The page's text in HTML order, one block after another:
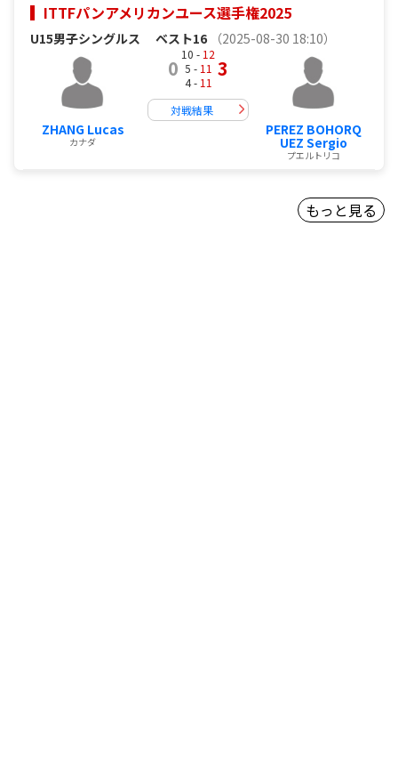
ITTFパンアメリカンユース選手権2025
U15男子シングルス ベスト16 （2025-08-30 18:10）
ZHANG Lucas
カナダ
0
10 - 12
5 - 11
4 - 11
3
対戦結果
PEREZ BOHORQ
UEZ Sergio
プエルトリコ
もっと見る